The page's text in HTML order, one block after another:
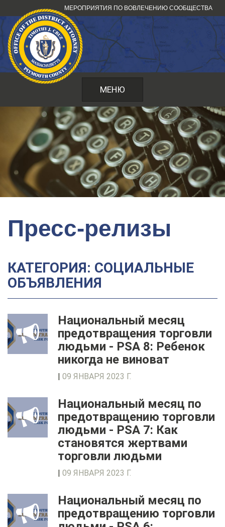
к
содержанию
МЕРОПРИЯТИЯ ПО ВОВЛЕЧЕНИЮ СООБЩЕСТВА
МЕНЮ
Пресс-релизы
КАТЕГОРИЯ: СОЦИАЛЬНЫЕ
ОБЪЯВЛЕНИЯ
Национальный месяц
предотвращения торговли
людьми - PSA 8: Ребенок
никогда не виноват
| 09 ЯНВАРЯ 2023 Г.
Национальный месяц по
предотвращению торговли
людьми - PSA 7: Как
становятся жертвами
торговли людьми
| 09 ЯНВАРЯ 2023 Г.
Национальный месяц по
предотвращению торговли